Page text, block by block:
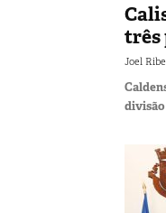
três
Joel
divisão